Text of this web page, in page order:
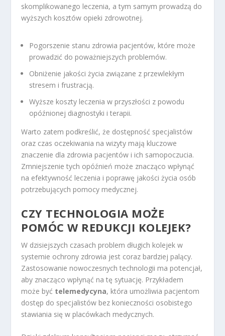
skomplikowanego leczenia, a tym samym prowadzą do
wyższych kosztów opieki zdrowotnej.
Pogorszenie stanu zdrowia pacjentów, które może
prowadzić do poważniejszych problemów.
Obniżenie jakości życia związane z przewlekłym
stresem i frustracją.
Wyższe koszty leczenia w przyszłości z powodu
opóźnionej diagnostyki i terapii.
Warto zatem podkreślić, że dostępność specjalistów
oraz czas oczekiwania na wizyty mają kluczowe
znaczenie dla zdrowia pacjentów i ich samopoczucia.
Zmniejszenie tych opóźnień może znacząco wpłynąć
na efektywność leczenia i poprawę jakości życia osób
potrzebujących pomocy medycznej.
CZY TECHNOLOGIA MOŻE
POMÓC W REDUKCJI KOLEJEK?
W dzisiejszych czasach problem długich kolejek w
systemie ochrony zdrowia jest coraz bardziej palący.
Zastosowanie nowoczesnych technologii ma potencjał,
aby znacząco wpłynąć na tę sytuację. Przykładem
może być telemedycyna, która umożliwia pacjentom
dostęp do specjalistów bez konieczności osobistego
stawiania się w placówkach medycznych.